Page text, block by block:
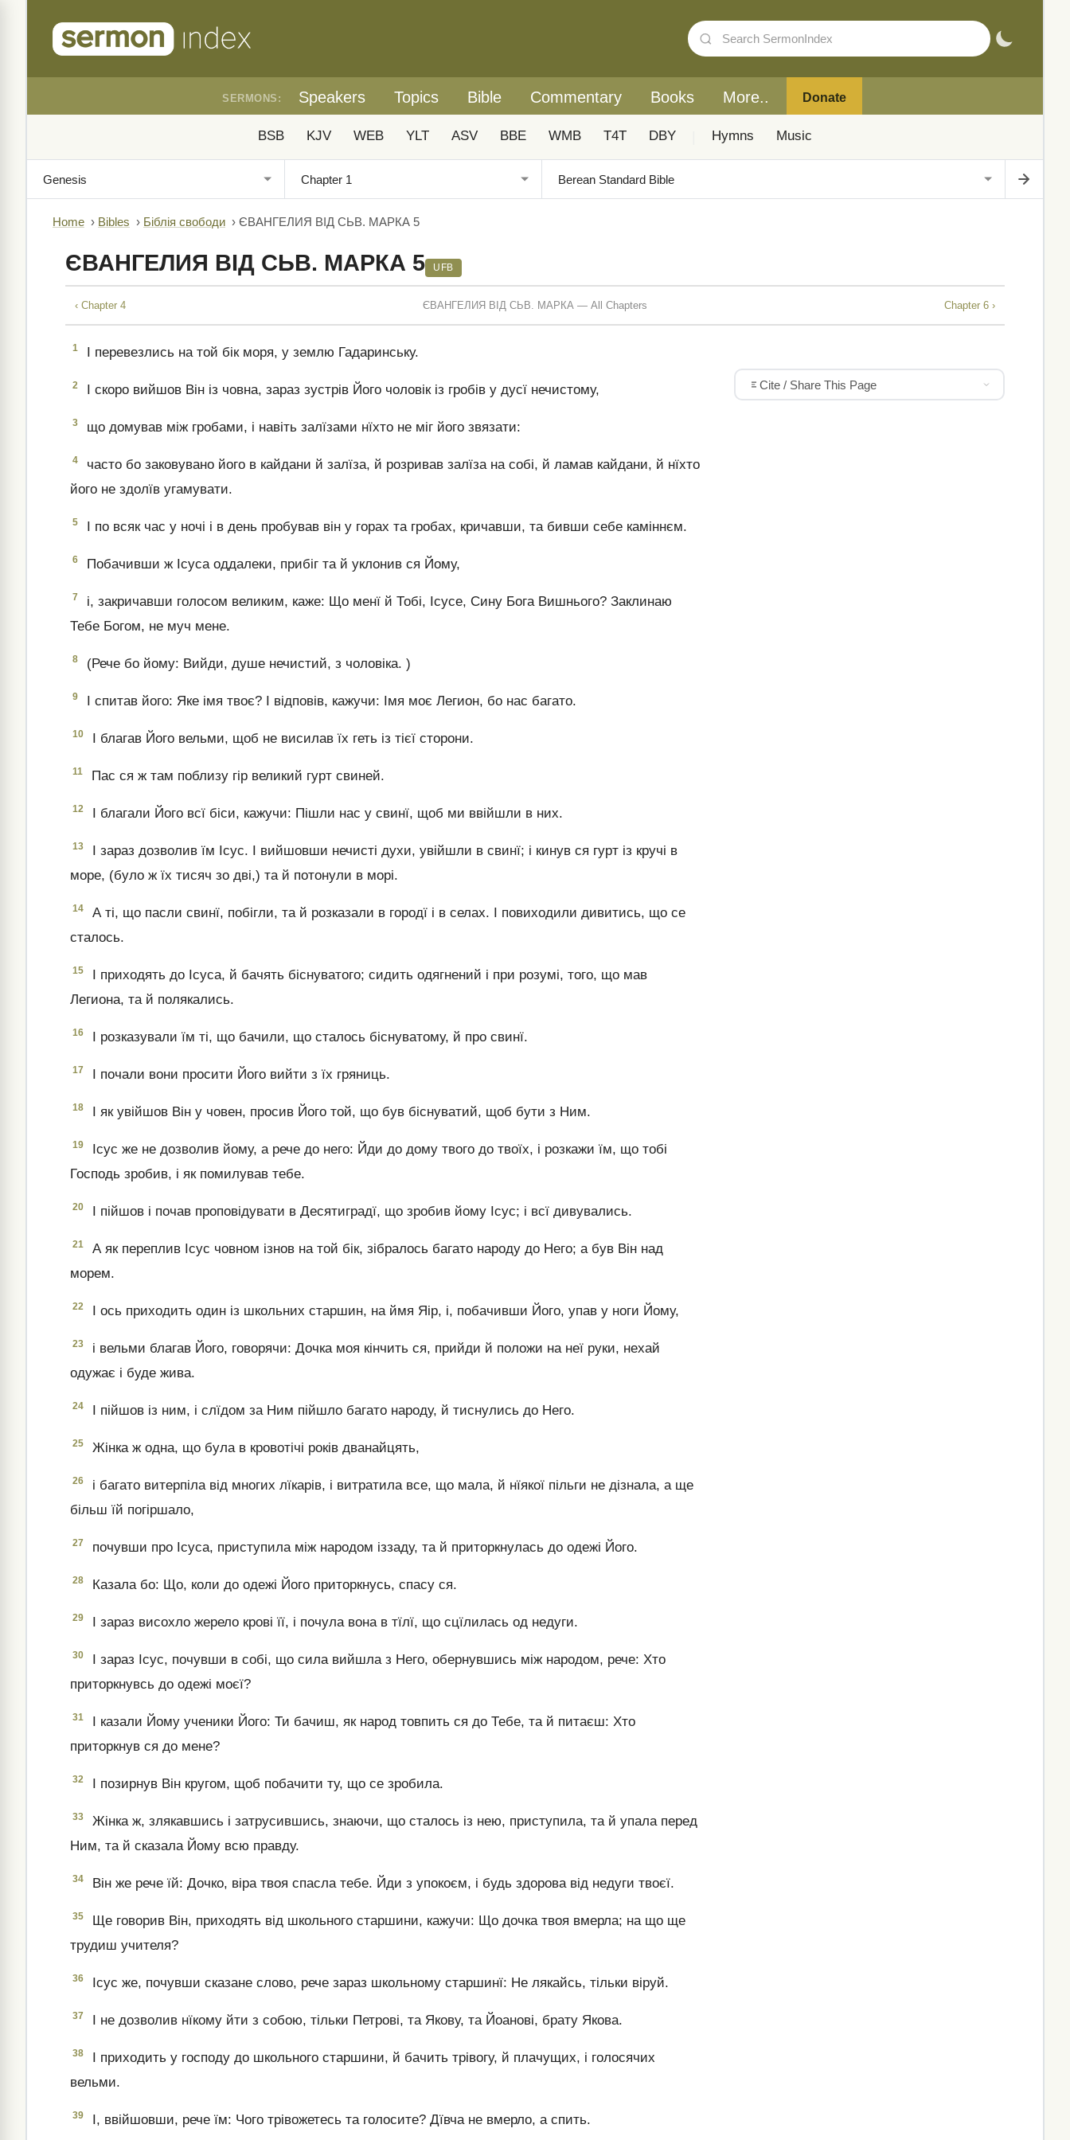
SERMONS: Speakers Topics Bible Commentary Books More.. Donate
BSB KJV WEB YLT ASV BBE WMB T4T DBY Hymns Music
Home › Bibles › Біблія свободи › ЄВАНГЕЛИЯ ВІД СЬВ. МАРКА 5
ЄВАНГЕЛИЯ ВІД СЬВ. МАРКА 5 UFB
‹ Chapter 4 ЄВАНГЕЛИЯ ВІД СЬВ. МАРКА — All Chapters Chapter 6 ›
1 І перевезлись на той бік моря, у землю Гадаринську.
2 І скоро вийшов Він із човна, зараз зустрів Його чоловік із гробів у дусї нечистому,
3 що домував між гробами, і навіть залїзами нїхто не міг його звязати:
4
часто бо заковувано його в кайдани й залїза, й розривав залїза на собі, й ламав кайдани, й нїхто
його не здолїв угамувати.
5 І по всяк час у ночі і в день пробував він у горах та гробах, кричавши, та бивши себе каміннєм.
6 Побачивши ж Ісуса оддалеки, прибіг та й уклонив ся Йому,
7
і, закричавши голосом великим, каже: Що менї й Тобі, Ісусе, Сину Бога Вишнього? Заклинаю
Тебе Богом, не муч мене.
8 (Рече бо йому: Вийди, душе нечистий, з чоловіка. )
9 І спитав його: Яке імя твоє? І відповів, кажучи: Імя моє Легион, бо нас багато.
10 І благав Його вельми, щоб не висилав їх геть із тієї сторони.
11 Пас ся ж там поблизу гір великий гурт свиней.
12 І благали Його всї біси, кажучи: Пішли нас у свинї, щоб ми ввійшли в них.
13
І зараз дозволив їм Ісус. І вийшовши нечисті духи, увійшли в свинї; і кинув ся гурт із кручі в
море, (було ж їх тисяч зо дві,) та й потонули в морі.
14
А ті, що пасли свинї, побігли, та й розказали в городї і в селах. І повиходили дивитись, що се
сталось.
15
І приходять до Ісуса, й бачять біснуватого; сидить одягнений і при розумі, того, що мав
Легиона, та й полякались.
16 І розказували їм ті, що бачили, що сталось біснуватому, й про свинї.
17 І почали вони просити Його вийти з їх гряниць.
18 І як увійшов Він у човен, просив Його той, що був біснуватий, щоб бути з Ним.
19
Ісус же не дозволив йому, а рече до него: Йди до дому твого до твоїх, і розкажи їм, що тобі
Господь зробив, і як помилував тебе.
20 І пійшов і почав проповідувати в Десятиградї, що зробив йому Ісус; і всї дивувались.
21
А як переплив Ісус човном ізнов на той бік, зібралось багато народу до Него; а був Він над
морем.
22 І ось приходить один із школьних старшин, на ймя Яір, і, побачивши Його, упав у ноги Йому,
23
і вельми благав Його, говорячи: Дочка моя кінчить ся, прийди й положи на неї руки, нехай
одужає і буде жива.
24 І пійшов із ним, і слїдом за Ним пійшло багато народу, й тиснулись до Него.
25 Жінка ж одна, що була в кровотічі років дванайцять,
26
і багато витерпіла від многих лїкарів, і витратила все, що мала, й нїякої пільги не дізнала, а ще
більш їй погіршало,
27 почувши про Ісуса, приступила між народом іззаду, та й приторкнулась до одежі Його.
28 Казала бо: Що, коли до одежі Його приторкнусь, спасу ся.
29 І зараз висохло жерело крові її, і почула вона в тїлї, що сцїлилась од недуги.
30
І зараз Ісус, почувши в собі, що сила вийшла з Него, обернувшись між народом, рече: Хто
приторкнувсь до одежі моєї?
31
І казали Йому ученики Його: Ти бачиш, як народ товпить ся до Тебе, та й питаєш: Хто
приторкнув ся до мене?
32 І позирнув Він кругом, щоб побачити ту, що се зробила.
33
Жінка ж, злякавшись і затрусившись, знаючи, що сталось із нею, приступила, та й упала перед
Ним, та й сказала Йому всю правду.
34 Він же рече їй: Дочко, віра твоя спасла тебе. Йди з упокоєм, і будь здорова від недуги твоєї.
35
Ще говорив Він, приходять від школьного старшини, кажучи: Що дочка твоя вмерла; на що ще
трудиш учителя?
36 Ісус же, почувши сказане слово, рече зараз школьному старшинї: Не лякайсь, тільки віруй.
37 І не дозволив нїкому йти з собою, тільки Петрові, та Якову, та Йоанові, брату Якова.
38
І приходить у господу до школьного старшини, й бачить трівогу, й плачущих, і голосячих
вельми.
39 І, ввійшовши, рече їм: Чого трівожетесь та голосите? Дївча не вмерло, а спить.
Cite / Share This Page